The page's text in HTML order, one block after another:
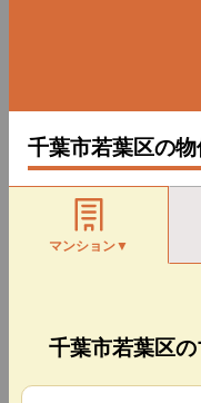
千葉市若葉区の
マンション▼
千葉市若葉区